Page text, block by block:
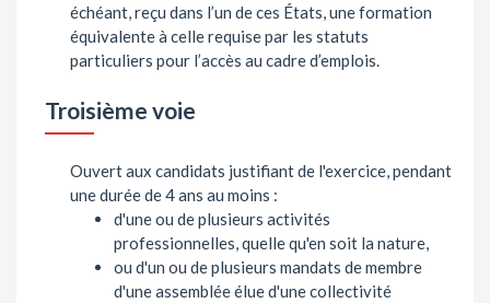
échéant, reçu dans l’un de ces États, une formation
équivalente à celle requise par les statuts
particuliers pour l’accès au cadre d’emplois.
Troisième voie
Ouvert aux candidats justifiant de l'exercice, pendant
une durée de 4 ans au moins :
d'une ou de plusieurs activités
professionnelles, quelle qu'en soit la nature,
ou d'un ou de plusieurs mandats de membre
d'une assemblée élue d'une collectivité